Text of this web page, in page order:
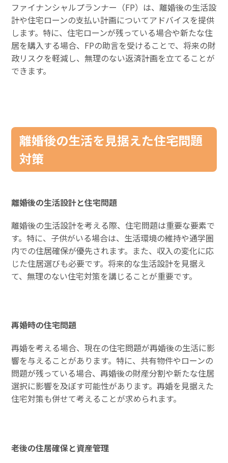
ファイナンシャルプランナー（FP）は、離婚後の生活設
計や住宅ローンの支払い計画についてアドバイスを提供
します。特に、住宅ローンが残っている場合や新たな住
居を購入する場合、FPの助言を受けることで、将来の財
政リスクを軽減し、無理のない返済計画を立てることが
できます。
離婚後の生活を見据えた住宅問題
対策
離婚後の生活設計と住宅問題
離婚後の生活設計を考える際、住宅問題は重要な要素で
す。特に、子供がいる場合は、生活環境の維持や通学圏
内での住居確保が優先されます。また、収入の変化に応
じた住居選びも必要です。将来的な生活設計を見据え
て、無理のない住宅対策を講じることが重要です。
再婚時の住宅問題
再婚を考える場合、現在の住宅問題が再婚後の生活に影
響を与えることがあります。特に、共有物件やローンの
問題が残っている場合、再婚後の財産分割や新たな住居
選択に影響を及ぼす可能性があります。再婚を見据えた
住宅対策も併せて考えることが求められます。
老後の住居確保と資産管理